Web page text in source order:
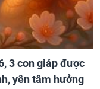
3 con giáp được
yên tâm hưởng